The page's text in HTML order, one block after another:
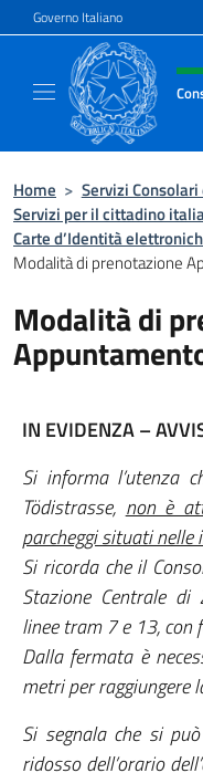
Salta al contenuto
Governo Italiano
Intestazione
Home > Servizi
Servizi per il cittadino
Carte d’Identità
Modalità di prenotazione
Modalità di
IN EVIDENZA –
Si informa l’utenza
Tödistrasse, non è
parcheggi situati nelle
Si ricorda che il
Stazione Centrale di
linee tram 7 e 13, con
Dalla fermata è
metri per raggiungere
Si segnala che si
ridosso dell’orario